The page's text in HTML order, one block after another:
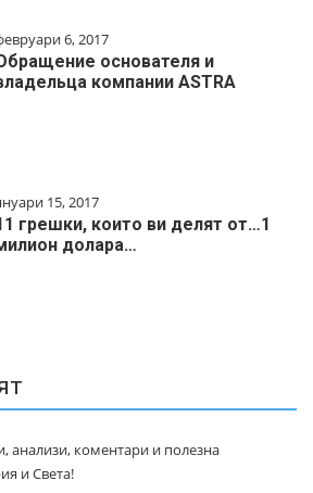
6, 2017
основателя и
компании ASTRA
15, 2017
грешки, които ви делят от…1
дoлapa…
анализи, коментари и полезна
и Света!